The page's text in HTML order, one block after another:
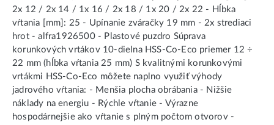
2x 12 / 2x 14 / 1x 16 / 2x 18 / 1x 20 / 2x 22 - Hĺbka
vŕtania [mm]: 25 - Upínanie zváračky 19 mm - 2x strediaci
hrot - alfra1926500 - Plastové puzdro Súprava
korunkových vrtákov 10-dielna HSS-Co-Eco priemer 12 ÷
22 mm (hĺbka vŕtania 25 mm) S kvalitnými korunkovými
vrtákmi HSS-Co-Eco môžete naplno využiť výhody
jadrového vŕtania: - Menšia plocha obrábania - Nižšie
náklady na energiu - Rýchle vŕtanie - Výrazne
hospodárnejšie ako vŕtanie s plným počtom otvorov -